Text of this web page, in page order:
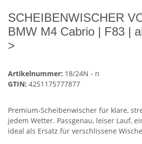
SCHEIBENWISCHER
BMW M4 Cabrio | F83 |
>
Artikelnummer: 18/24N - n
GTIN: 4251175777877
Premium-Scheibenwischer für klare,
jedem Wetter. Passgenau, leiser Lauf,
ideal als Ersatz für verschlissene